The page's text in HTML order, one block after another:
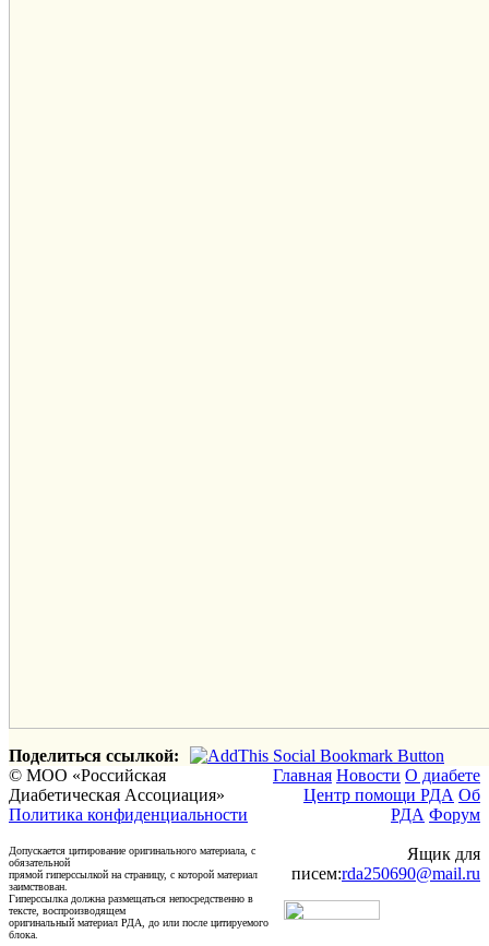
Поделиться ссылкой:
© МОО «Российская
Диабетическая Ассоциация»
Политика конфиденциальности
Допускается цитирование оригинального материала, с
обязательной
прямой гиперссылкой на страницу, с которой материал
заимствован.
Гиперссылка должна размещаться непосредственно в
тексте, воспроизводящем
оригинальный материал РДА, до или после цитируемого
блока.
Главная Новости О диабете
Центр помощи РДА Об
РДА Форум
Ящик для
писем:rda250690@mail.ru